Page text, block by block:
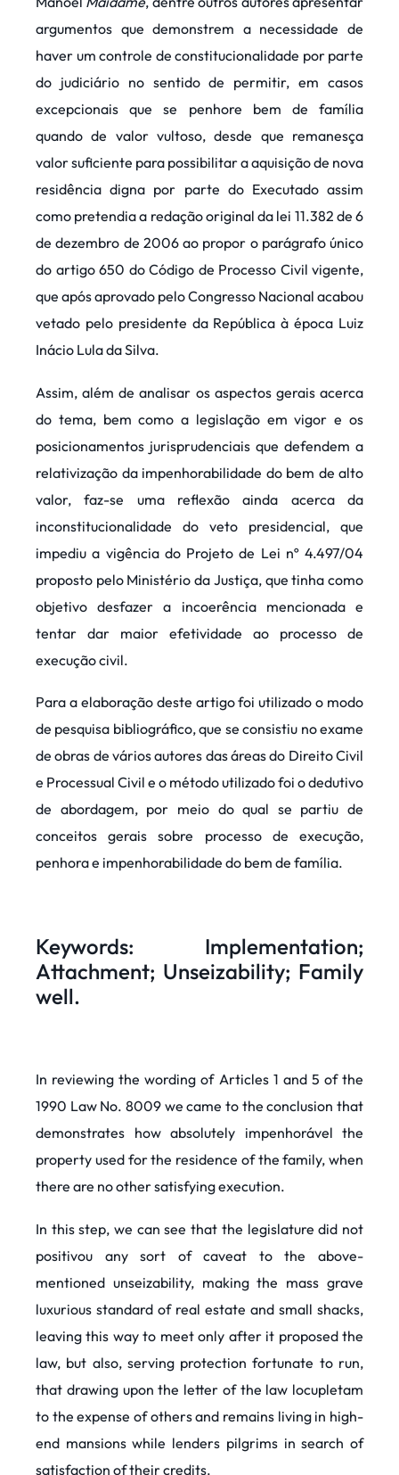
argumentos que demonstrem a necessidade de
haver um controle de constitucionalidade por parte
do judiciário no sentido de permitir, em casos
excepcionais que se penhore bem de família
quando de valor vultoso, desde que remanesça
valor suficiente para possibilitar a aquisição de nova
residência digna por parte do Executado assim
como pretendia a redação original da lei 11.382 de 6
de dezembro de 2006 ao propor o parágrafo único
do artigo 650 do Código de Processo Civil vigente,
que após aprovado pelo Congresso Nacional acabou
vetado pelo presidente da República à época Luiz
Inácio Lula da Silva.
Assim, além de analisar os aspectos gerais acerca
do tema, bem como a legislação em vigor e os
posicionamentos jurisprudenciais que defendem a
relativização da impenhorabilidade do bem de alto
valor, faz-se uma reflexão ainda acerca da
inconstitucionalidade do veto presidencial, que
impediu a vigência do Projeto de Lei nº 4.497/04
proposto pelo Ministério da Justiça, que tinha como
objetivo desfazer a incoerência mencionada e
tentar dar maior efetividade ao processo de
execução civil.
Para a elaboração deste artigo foi utilizado o modo
de pesquisa bibliográfico, que se consistiu no exame
de obras de vários autores das áreas do Direito Civil
e Processual Civil e o método utilizado foi o dedutivo
de abordagem, por meio do qual se partiu de
conceitos gerais sobre processo de execução,
penhora e impenhorabilidade do bem de família.
Keywords: Implementation;
Attachment; Unseizability; Family
well.
In reviewing the wording of Articles 1 and 5 of the
1990 Law No. 8009 we came to the conclusion that
demonstrates how absolutely impenhorável the
property used for the residence of the family, when
there are no other satisfying execution.
In this step, we can see that the legislature did not
positivou any sort of caveat to the above-
mentioned unseizability, making the mass grave
luxurious standard of real estate and small shacks,
leaving this way to meet only after it proposed the
law, but also, serving protection fortunate to run,
that drawing upon the letter of the law locupletam
to the expense of others and remains living in high-
end mansions while lenders pilgrims in search of
satisfaction of their credits.